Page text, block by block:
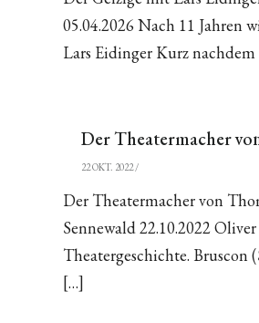
05.04.2026 Nach 11 Jahren
Lars Eidinger Kurz
Der Theatermacher
22 OKT. 2022/
Der Theatermacher von
Sennewald 22.10.2022
Theatergeschichte. Bruscon
[…]